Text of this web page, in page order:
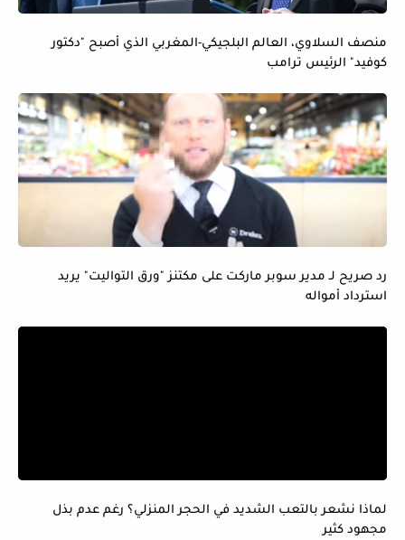
منصف السلاوي، العالم البلجيكي-المغربي الذي أصبح "دكتور
كوفيد" الرئيس ترامب
رد صريح لـ مدير سوبر ماركت على مكتنز "ورق التواليت" يريد
استرداد أمواله
لماذا نشعر بالتعب الشديد في الحجر المنزلي؟ رغم عدم بذل
مجهود كثير